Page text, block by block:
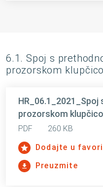
6.1. Spoj s
prozorskom
prozorskom
PDF
260 KB
Dodajte u
Preuzmite